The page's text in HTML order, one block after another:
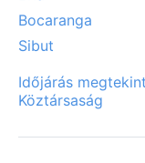
Bocaranga
Sibut
Időjárás
Köztársaság